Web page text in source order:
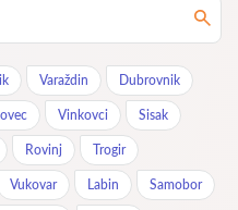
Varaždin Dubrovnik
Vinkovci Sisak
Rovinj Trogir
Vukovar Labin Samobor